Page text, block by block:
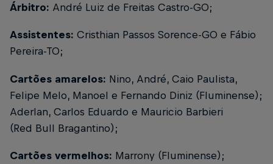
Árbitro: André Luiz de Freitas Castro-GO;
Assistentes: Cristhian Passos Sorence-GO e Fábio
Pereira-TO;
Cartões amarelos: Nino, André, Caio Paulista,
Felipe Melo, Manoel e Fernando Diniz (Fluminense);
Aderlan, Carlos Eduardo e Mauricio Barbieri
(Red Bull Bragantino);
Cartões vermelhos: Marrony (Fluminense);